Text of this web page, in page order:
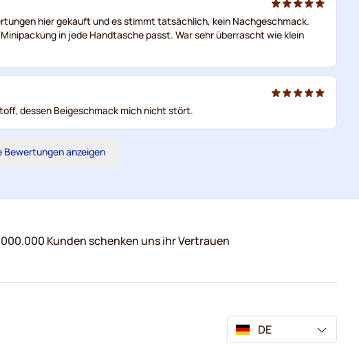
hier gekauft und es stimmt tatsächlich, kein Nachgeschmack.
in jede Handtasche passt. War sehr überrascht wie klein
dessen Beigeschmack mich nicht stört.
Bewertungen anzeigen
Kunden schenken uns ihr Vertrauen
DE